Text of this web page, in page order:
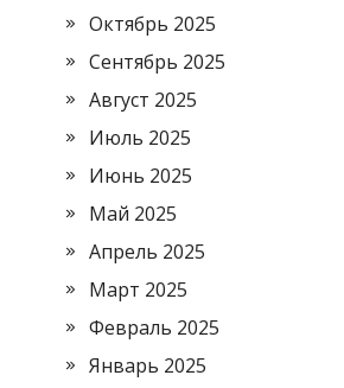
Октябрь 2025
Сентябрь 2025
Август 2025
Июль 2025
Июнь 2025
Май 2025
Апрель 2025
Март 2025
Февраль 2025
Январь 2025